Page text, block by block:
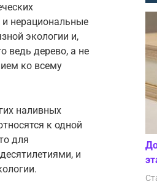
и нерациональные
экологии и,
ведь дерево, а не
ко всему
наливных
к одной
для
и